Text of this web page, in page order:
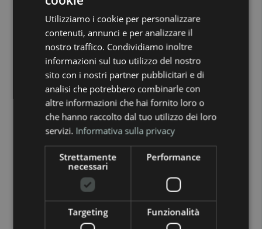
Nei prossimi mesi l’attenzione sarà concentrata
soprattutto su alcuni elementi.
Il primo riguarda lavelocità di riempimento
degli stoccaggi. Più le riserve cresceranno in
modo regolare, più il mercato potrà affrontare
l’inverno con maggiore tranquillità.
Il secondo riguarda gli sviluppi geopolitici nelle
aree strategiche per l’energia. Anche una sola
notizia su rotte, accordi internazionali o flussi di
GNL può incidere sulle aspettative.
Utilizziamo i cookie per personalizzare
contenuti, annunci e per analizzare il
nostro traffico. Condividiamo inoltre
informazioni sul tuo utilizzo del nostro
sito con i nostri partner pubblicitari e di
analisi che potrebbero combinarle con
altre informazioni che hai fornito loro o
che hanno raccolto dal tuo utilizzo dei loro
servizi. Informativa sulla privacy
Strettamente
necessari
Performance
Targeting Funzionalità